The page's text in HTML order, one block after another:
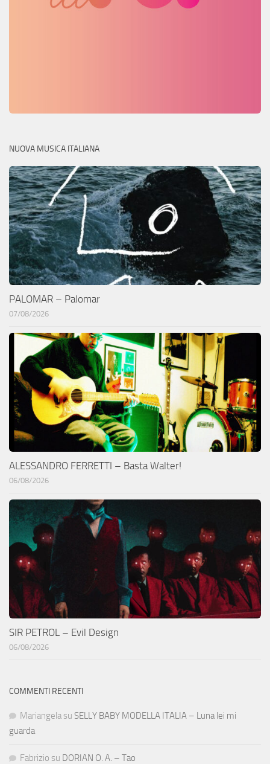
NUOVA MUSICA ITALIANA
PALOMAR – Palomar
07/08/2026
ALESSANDRO FERRETTI – Basta Walter!
06/08/2026
SIR PETROL – Evil Design
06/08/2026
COMMENTI RECENTI
Mariangela su SELLY BABY MODELLA ITALIA – Luna lei mi
guarda
Fabrizio su DORIAN O. A. – Tao